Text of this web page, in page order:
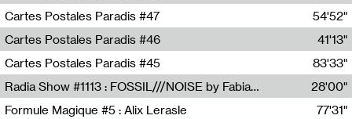
Mathias Dupaquier
Cartes Postales Paradis #47
Raymond Engramer
54'52"
Cartes Postales Paradis #46
Sarah Banville
41'13"
Cartes Postales Paradis #45
Mateo Cuin
83'33"
Radia Show #1113 : FOSSIL///NOISE by Fabiana Gibim / Wave Farm
Wave Farm
28'00"
Formule Magique #5 : Alix Lerasle
77'31"